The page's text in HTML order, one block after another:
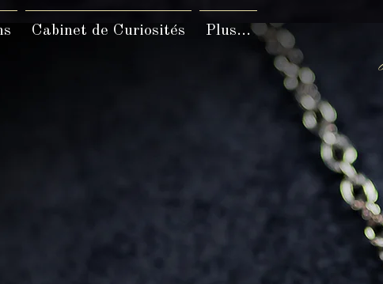
Cabinet de Curiosités Plus...